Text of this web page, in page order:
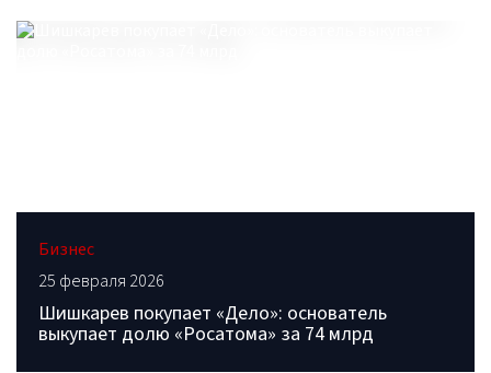
Бизнес
25 февраля 2026
Шишкарев покупает «Дело»: основатель
выкупает долю «Росатома» за 74 млрд